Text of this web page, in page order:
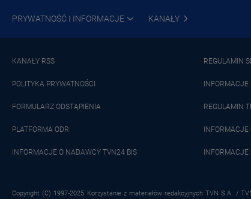
PRYWATNOŚĆ I INFORMACJE KANAŁY
KANAŁY RSS REGULAMIN
POLITYKA PRYWATNOŚCI
FORMULARZ ODSTĄPIENIA REGULAMIN
PLATFORMA ODR
INFORMACJE O NADAWCY TVN24 BIS
Copyright (C) 1997-2025 Korzystanie z materiałów redakcyjnych TVN S.A. /